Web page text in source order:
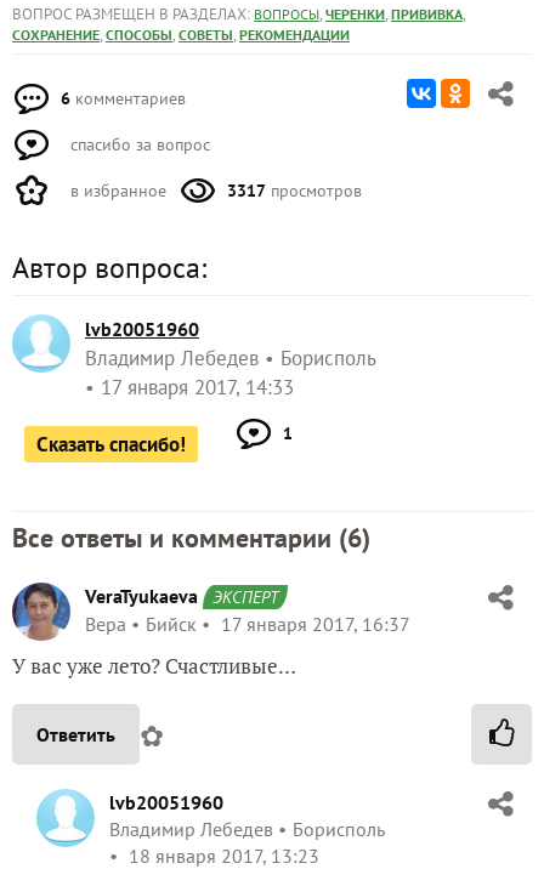
ВОПРОС РАЗМЕЩЕН В РАЗДЕЛАХ: ВОПРОСЫ, ЧЕРЕНКИ, ПРИВИВКА,
СОХРАНЕНИЕ, СПОСОБЫ, СОВЕТЫ, РЕКОМЕНДАЦИИ
6 комментариев
спасибо за вопрос
в избранное 3317 просмотров
Автор вопроса:
lvb20051960
Владимир Лебедев
Борисполь
17 января 2017, 14:33
Сказать спасибо! 1
Все ответы и комментарии (6)
VeraTyukaeva ЭКСПЕРТ
Вера Бийск 17 января 2017, 16:37
У вас уже лето? Счастливые…
Ответить ✿
lvb20051960
Владимир Лебедев
Борисполь
18 января 2017, 13:23